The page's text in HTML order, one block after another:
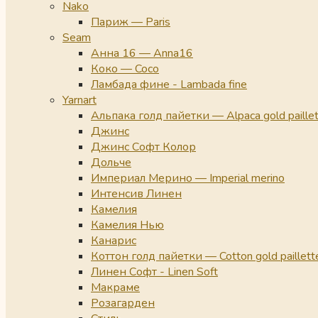
Nako
Париж — Paris
Seam
Анна 16 — Anna16
Коко — Coco
Ламбада фине - Lambada fine
Yarnart
Альпака голд пайетки — Alpaca gold
Джинс
Джинс Софт Колор
Дольче
Империал Мерино — Imperial merino
Интенсив Линен
Камелия
Камелия Нью
Канарис
Коттон голд пайетки — Cotton gold
Линен Софт - Linen Soft
Макраме
Розагарден